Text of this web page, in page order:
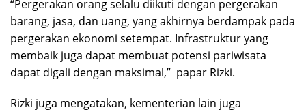
“Pergerakan orang selalu diikuti dengan pergerakan
barang, jasa, dan uang, yang akhirnya berdampak pada
pergerakan ekonomi setempat. Infrastruktur yang
membaik juga dapat membuat potensi pariwisata
dapat digali dengan maksimal,” papar Rizki.
Rizki juga mengatakan, kementerian lain juga